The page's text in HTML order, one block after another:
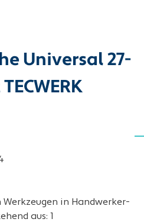
Universal 27-
in Handwerker-
aus: 1